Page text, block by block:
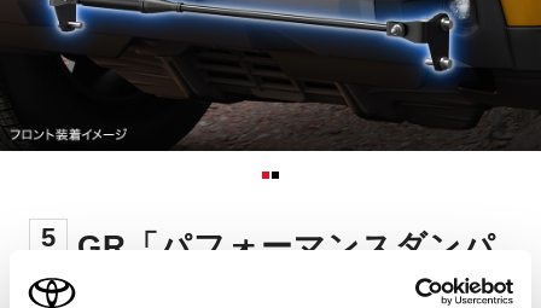
5
GR「パフォーマンスダンパ